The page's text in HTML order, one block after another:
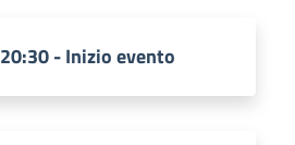
20:30 - Inizio evento